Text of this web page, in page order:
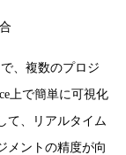
、複数のプロジ
上で簡単に可視化
て、リアルタイム
メントの精度が向